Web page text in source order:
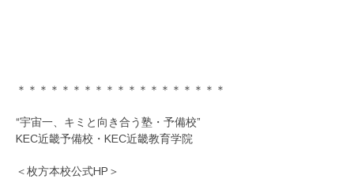
＊＊＊＊＊＊＊＊＊＊＊＊＊＊＊＊＊＊＊
“宇宙一、キミと向き合う塾・予備校”
KEC近畿予備校・KEC近畿教育学院
＜枚方本校公式HP＞